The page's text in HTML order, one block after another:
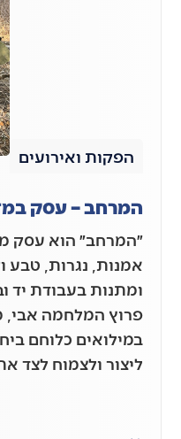
הפקות ואירועים
המרחב – עסק
״המרחב״ הוא עסק
אמנות, נגרות, טבע
ומתנות בעבודת
פרוץ המלחמה
במילואים כלוחם
ליצור ולצמוח לצד